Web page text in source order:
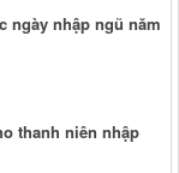
ngày nhập ngũ năm
thanh niên nhập